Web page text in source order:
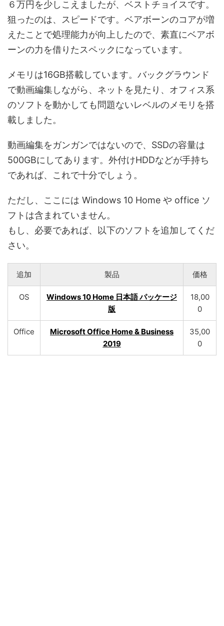
６万円を少しこえましたが、ベストチョイスです。
狙ったのは、スピードです。ベアボーンのコアが増
えたことで処理能力が向上したので、素直にベアボ
ーンの力を借りたスペックになっています。
メモリは16GB搭載しています。バックグラウンド
で動画編集しながら、ネットを見たり、オフィス系
のソフトを動かしても問題ないレベルのメモリを搭
載しました。
動画編集をガンガンではないので、SSDの容量は
500GBにしてあります。外付けHDDなどが手持ち
であれば、これで十分でしょう。
ただし、ここには Windows 10 Home や office ソ
フトは含まれていません。
もし、必要であれば、以下のソフトを追加してくだ
さい。
追加 製品 価格
OS
Windows 10 Home 日本語 パッケージ
版
18,00
0
Office
Microsoft Office Home & Business
2019
35,00
0